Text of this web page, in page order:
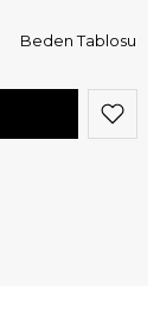
Beden Tablosu